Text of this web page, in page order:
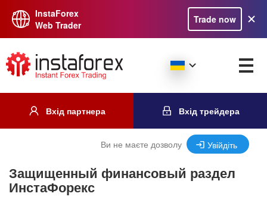
InstaForex
Web Trader
Trade now
Вхід партнера Вхід трейдера
Ви не маєте дозволу Увійдіть
Защищенный финансовый раздел
ИнстаФорекс